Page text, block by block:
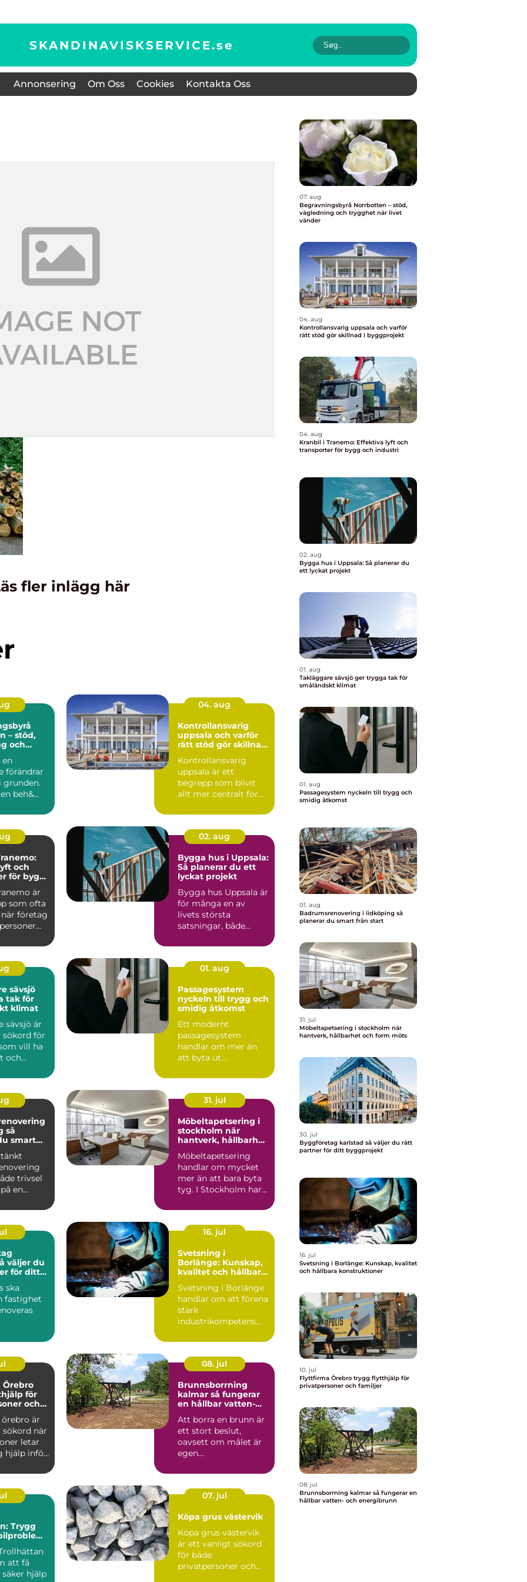
SKANDINAVISKSERVICE.se
Annonsering Om Oss Cookies Kontakta Oss
fler inlägg här
– stöd,
och
förändrar
grunden.
beh&...
04. aug
Kontrollansvarig
uppsala och varför
rätt stöd gör skillnad
Kontrollansvarig
uppsala är ett
begrepp som blivit
allt mer centralt för
företag ...
och
för bygg
är
som ofta
företag
02. aug
Bygga hus i Uppsala:
Så planerar du ett
lyckat projekt
Bygga hus Uppsala är
för många en av
livets största
satsningar, både
sävsjö
tak för
klimat
sävsjö är
för
vill ha
och
01. aug
Passagesystem
nyckeln till trygg och
smidig åtkomst
Ett modernt
passagesystem
handlar om mer än
att byta ut
en bricka eller mobil.
Rät...
smart
trivsel
en
31. jul
Möbeltapetsering i
stockholm när
hantverk, hållbarhet
Möbeltapetsering
handlar om mycket
mer än att bara byta
tyg. I Stockholm har
...
för ditt
ska
fastighet
16. jul
Svetsning i
Borlänge: Kunskap,
kvalitet och hållbara
Svetsning i Borlänge
handlar om att förena
stark
industrikompetens
probleml&o...
för
och
är
när
letar
hjälp inför
08. jul
Brunnsborrning
kalmar så fungerar
en hållbar vatten-
Att borra en brunn är
ett stort beslut,
oavsett om målet är
egen
eller bergvärme. ...
Trygg
att få
hjälp
07. jul
Köpa grus västervik
Köpa grus västervik
är ett vanligt sökord
för både
privatpersoner och
07. aug
Begravningsbyrå Norrbotten – stöd,
vägledning och trygghet när livet
vänder
04. aug
Kontrollansvarig uppsala och varför
rätt stöd gör skillnad i byggprojekt
04. aug
Kranbil i Tranemo: Effektiva lyft och
transporter för bygg och industri
02. aug
Bygga hus i Uppsala: Så planerar du
ett lyckat projekt
01. aug
Takläggare sävsjö ger trygga tak för
småländskt klimat
01. aug
Passagesystem nyckeln till trygg och
smidig åtkomst
01. aug
Badrumsrenovering i lidköping så
planerar du smart från start
31. jul
Möbeltapetsering i stockholm när
hantverk, hållbarhet och form möts
30. jul
Byggföretag karlstad så väljer du rätt
partner för ditt byggprojekt
16. jul
Svetsning i Borlänge: Kunskap, kvalitet
och hållbara konstruktioner
10. jul
Flyttfirma Örebro trygg flytthjälp för
privatpersoner och familjer
08. jul
Brunnsborrning kalmar så fungerar en
hållbar vatten- och energibrunn